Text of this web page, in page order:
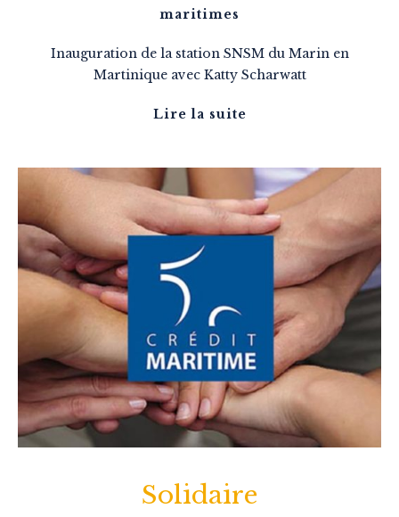
maritimes
Inauguration de la station SNSM du Marin en
Martinique avec Katty Scharwatt
Lire la suite
Solidaire